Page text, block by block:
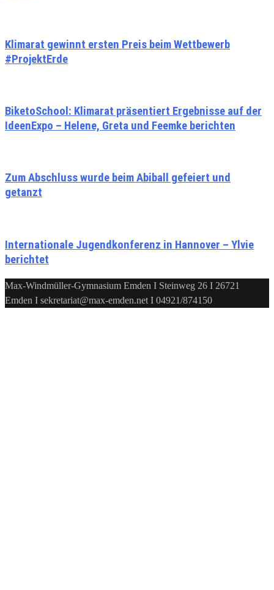
Klimarat gewinnt ersten Preis beim Wettbewerb
#ProjektErde
BiketoSchool: Klimarat präsentiert Ergebnisse auf der
IdeenExpo – Helene, Greta und Feemke berichten
Zum Abschluss wurde beim Abiball gefeiert und
getanzt
Internationale Jugendkonferenz in Hannover – Ylvie
berichtet
Max-Windmüller-Gymnasium Emden I Steinweg 26 I 26721
Emden I sekretariat@max-emden.net I 04921/874150